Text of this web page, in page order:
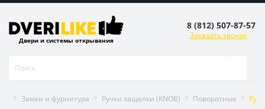
Двери и системы открывания
8 (812) 507-87-57
Заказать звонок
Замки и фурнитура Ручки защелки (KNOB) Поворотные